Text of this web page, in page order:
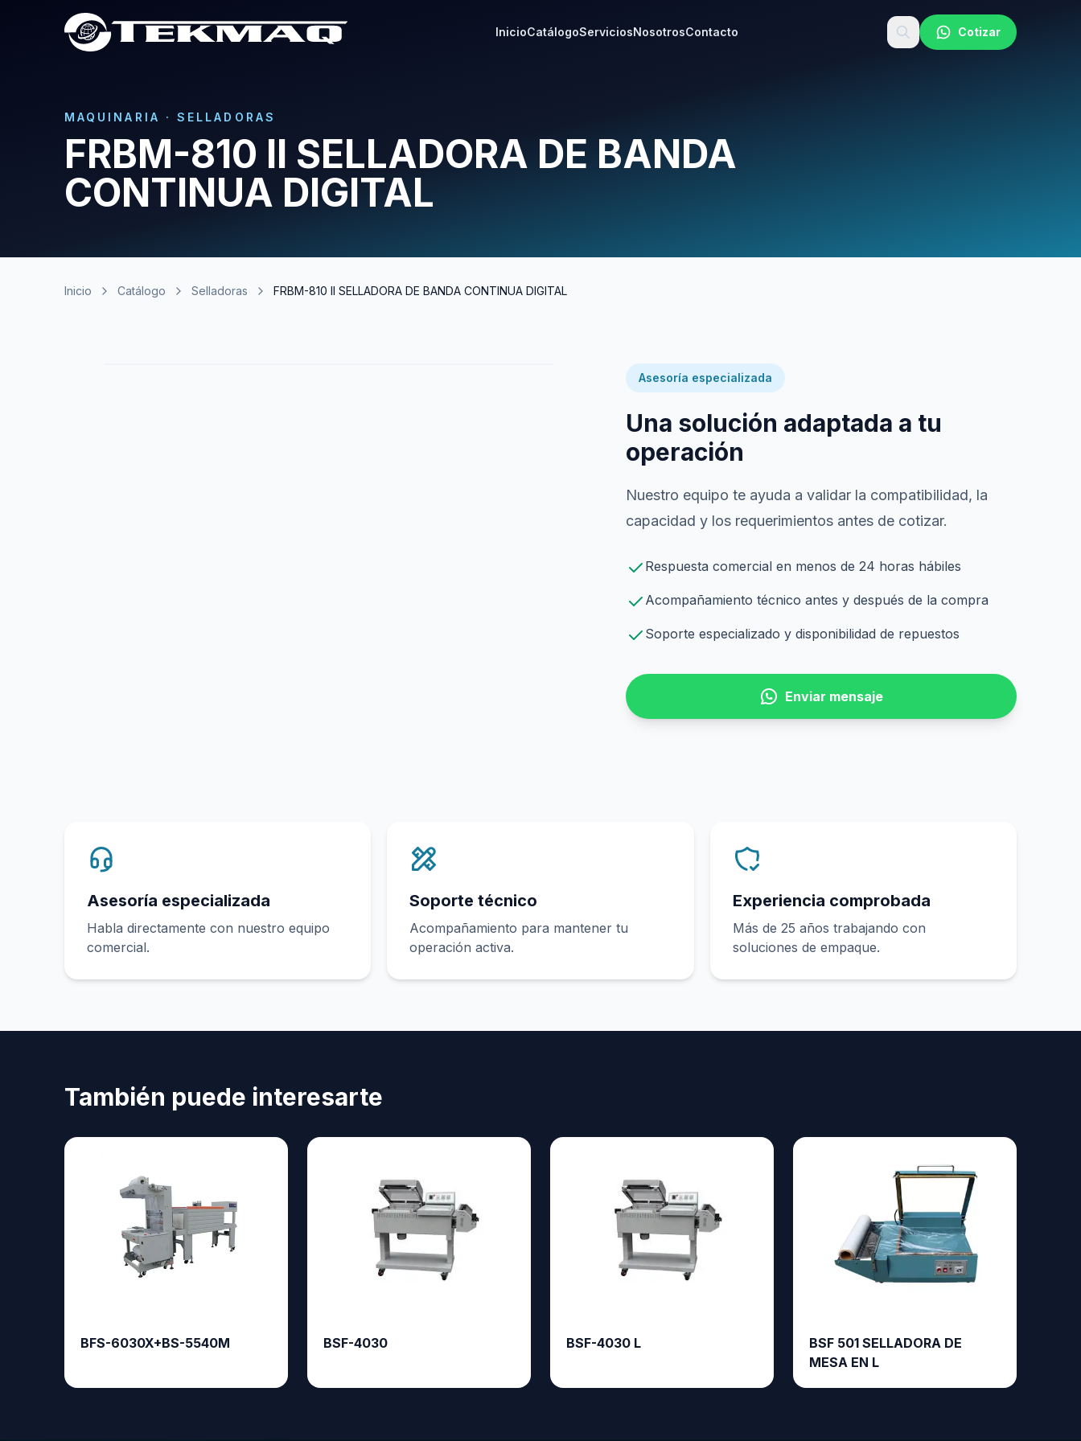
InicioCatálogoServiciosNosotrosContacto Cotizar
MAQUINARIA ·SELLADORAS
FRBM-810 II SELLADORA DE BANDA
CONTINUA DIGITAL
Inicio Catálogo Selladoras FRBM-810 II SELLADORA DE BANDA CONTINUA DIGITAL
Asesoría especializada
Una solución adaptada a tu
operación
Nuestro equipo te ayuda a validar la compatibilidad, la
capacidad y los requerimientos antes de cotizar.
Respuesta comercial en menos de 24 horas hábiles
Acompañamiento técnico antes y después de la compra
Soporte especializado y disponibilidad de repuestos
Enviar mensaje
Asesoría especializada
Habla directamente con nuestro equipo
comercial.
Soporte técnico
Acompañamiento para mantener tu
operación activa.
Experiencia comprobada
Más de 25 años trabajando con
soluciones de empaque.
También puede interesarte
BFS-6030X+BS-5540M BSF-4030 BSF-4030 L
BSF 501 SELLADORA DE
MESA EN L